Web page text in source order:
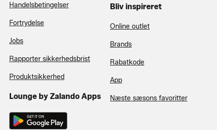
Handelsbetingelser
Fortrydelse
Jobs
Rapporter sikkerhedsbrist
Produktsikkerhed
Lounge by Zalando Apps
Bliv inspireret
Online outlet
Brands
Rabatkode
App
Næste sæsons favoritter